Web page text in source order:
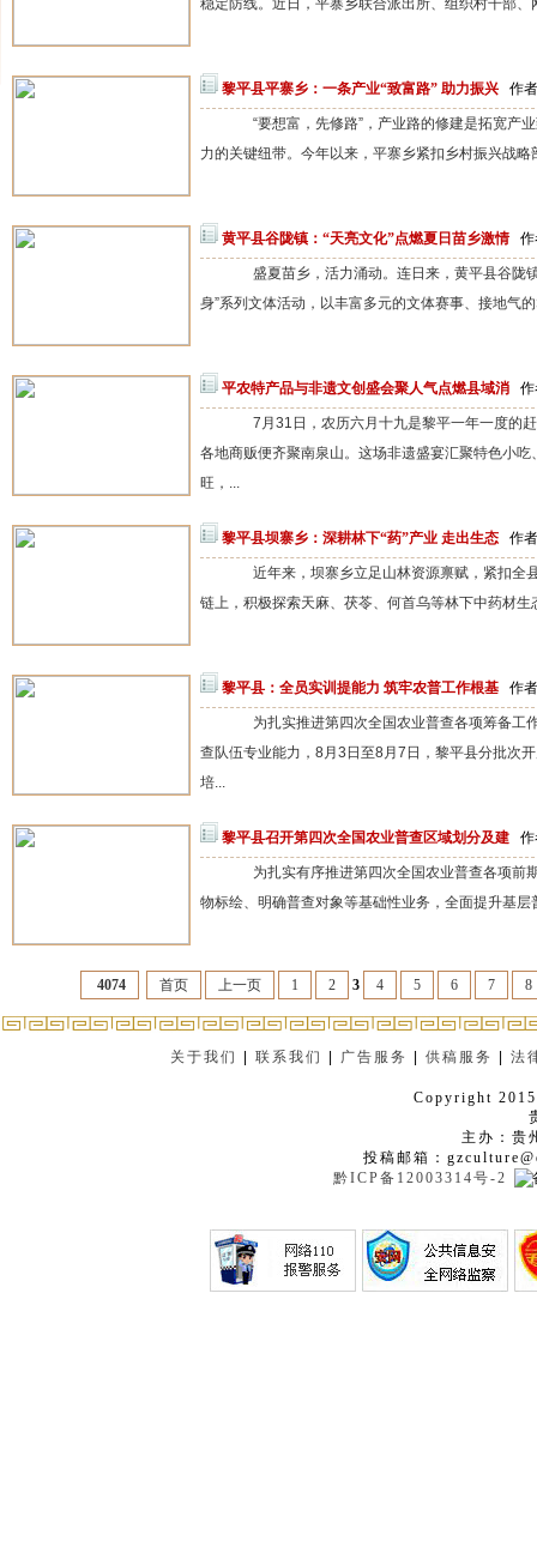
稳定防线。近日，平寨乡联合派出所、组织村干部
黎平县平寨乡：一条产业“致富路” 助力振兴 作
“要想富，先修路”，产业路的修建是拓宽产业
力的关键纽带。今年以来，平寨乡紧扣乡村振兴战略
黄平县谷陇镇：“天亮文化”点燃夏日苗乡激情 作
盛夏苗乡，活力涌动。连日来，黄平县谷陇
身”系列文体活动，以丰富多元的文体赛事、接地气
平农特产品与非遗文创盛会聚人气点燃县域消 作
7月31日，农历六月十九是黎平一年一度的赶
各地商贩便齐聚南泉山。这场非遗盛宴汇聚特色小
旺，...
黎平县坝寨乡：深耕林下“药”产业 走出生态 作
近年来，坝寨乡立足山林资源禀赋，紧扣全县
链上，积极探索天麻、茯苓、何首乌等林下中药材
黎平县：全员实训提能力 筑牢农普工作根基 作
为扎实推进第四次全国农业普查各项筹备工
查队伍专业能力，8月3日至8月7日，黎平县分批次
培...
黎平县召开第四次全国农业普查区域划分及建 作
为扎实有序推进第四次全国农业普查各项前
物标绘、明确普查对象等基础性业务，全面提升基
4074 首页 上一页 1 2 3 4 5 6 7 8
关于我们 |联系我们 广告服务 |供稿服务 |法
Copyright
主办：贵
投稿邮箱：
黔ICP备12003314号-2